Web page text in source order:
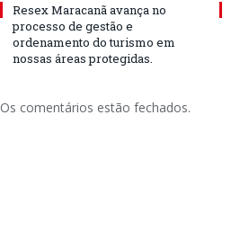
Resex Maracanã avança no
processo de gestão e
ordenamento do turismo em
nossas áreas protegidas.
Os comentários estão fechados.